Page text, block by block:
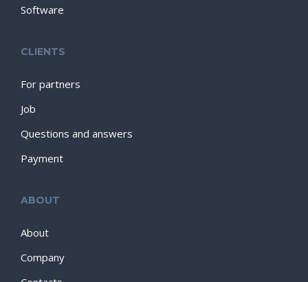
Software
CLIENTS
For partners
Job
Questions and answers
Payment
ABOUT
About
Company